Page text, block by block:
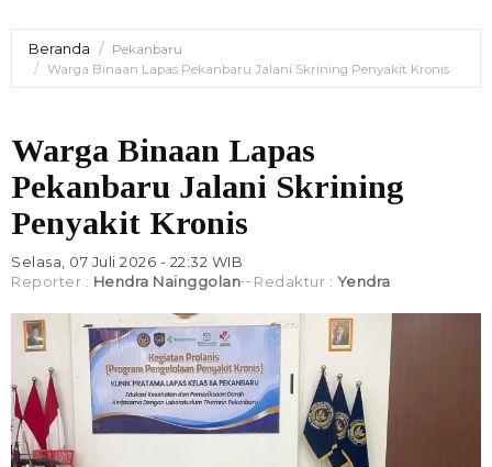
Beranda
Pekanbaru
Warga Binaan Lapas Pekanbaru Jalani Skrining Penyakit Kronis
Warga Binaan Lapas
Pekanbaru Jalani Skrining
Penyakit Kronis
Selasa, 07 Juli 2026 - 22:32 WIB
Reporter : Hendra Nainggolan Redaktur : Yendra